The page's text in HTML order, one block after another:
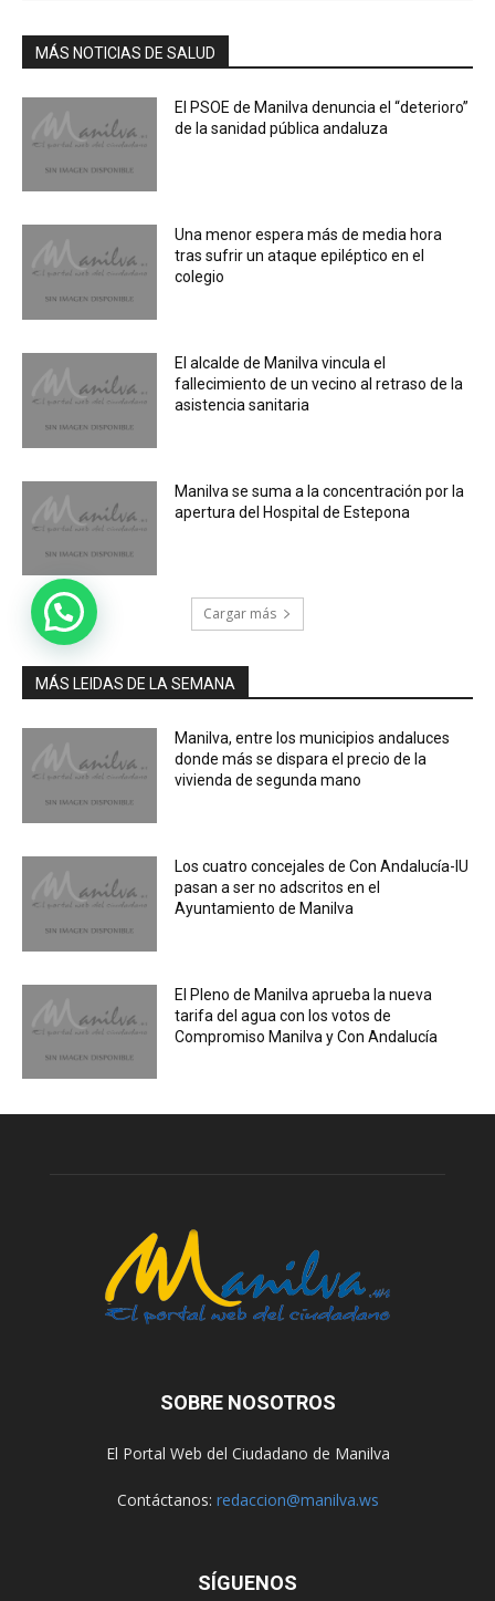
MÁS NOTICIAS DE SALUD
El PSOE de Manilva denuncia el “deterioro”
de la sanidad pública andaluza
Una menor espera más de media hora
tras sufrir un ataque epiléptico en el
colegio
El alcalde de Manilva vincula el
fallecimiento de un vecino al retraso de la
asistencia sanitaria
Manilva se suma a la concentración por la
apertura del Hospital de Estepona
Cargar más
MÁS LEIDAS DE LA SEMANA
Manilva, entre los municipios andaluces
donde más se dispara el precio de la
vivienda de segunda mano
Los cuatro concejales de Con Andalucía-IU
pasan a ser no adscritos en el
Ayuntamiento de Manilva
El Pleno de Manilva aprueba la nueva
tarifa del agua con los votos de
Compromiso Manilva y Con Andalucía
SOBRE NOSOTROS
El Portal Web del Ciudadano de Manilva
Contáctanos: redaccion@manilva.ws
SÍGUENOS